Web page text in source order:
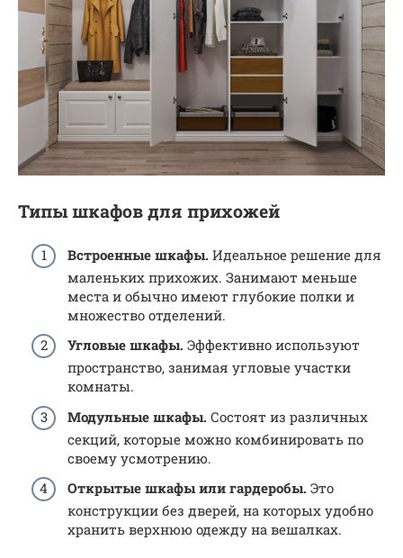
Типы шкафов для прихожей
Встроенные шкафы. Идеальное решение для
маленьких прихожих. Занимают меньше
места и обычно имеют глубокие полки и
множество отделений.
Угловые шкафы. Эффективно используют
пространство, занимая угловые участки
комнаты.
Модульные шкафы. Состоят из различных
секций, которые можно комбинировать по
своему усмотрению.
Открытые шкафы или гардеробы. Это
конструкции без дверей, на которых удобно
хранить верхнюю одежду на вешалках.